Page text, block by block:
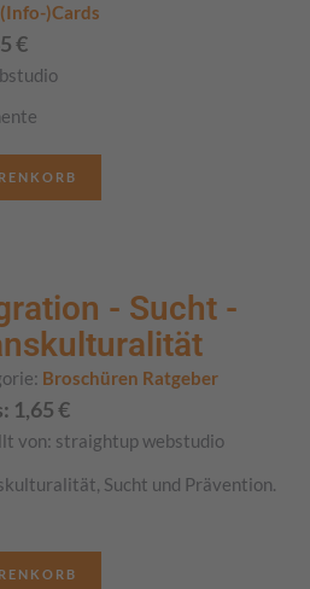
(Info-)Cards
€
- Sucht -
Broschüren Ratgeber
1,65€
von: straightup webstudio
Sucht und Prävention.